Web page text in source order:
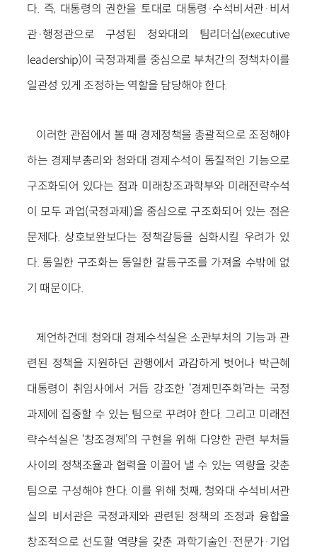
다. 즉, 대통령의 권한을 토대로 대통령·수석비서관·비서
관·행정관으로 구성된 청와대의 팀리더십(executive
leadership)이 국정과제를 중심으로 부처간의 정책차이를
일관성 있게 조정하는 역할을 담당해야 한다.
이러한 관점에서 볼 때 경제정책을 총괄적으로 조정해야
하는 경제부총리와 청와대 경제수석이 동질적인 기능으로
구조화되어 있다는 점과 미래창조과학부와 미래전략수석
이 모두 과업(국정과제)을 중심으로 구조화되어 있는 점은
문제다. 상호보완보다는 정책갈등을 심화시킬 우려가 있
다. 동일한 구조화는 동일한 갈등구조를 가져올 수밖에 없
기 때문이다.
제언하건데 청와대 경제수석실은 소관부처의 기능과 관
련된 정책을 지원하던 관행에서 과감하게 벗어나 박근혜
대통령이 취임사에서 거듭 강조한 ‘경제민주화’라는 국정
과제에 집중할 수 있는 팀으로 꾸려야 한다. 그리고 미래전
략수석실은 ‘창조경제’의 구현을 위해 다양한 관련 부처들
사이의 정책조율과 협력을 이끌어 낼 수 있는 역량을 갖춘
팀으로 구성해야 한다. 이를 위해 첫째, 청와대 수석비서관
실의 비서관은 국정과제와 관련된 정책의 조정과 융합을
창조적으로 선도할 역량을 갖춘 과학기술인·전문가·기업